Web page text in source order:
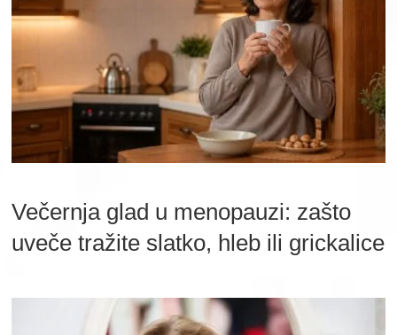
Večernja glad u menopauzi: zašto
uveče tražite slatko, hleb ili grickalice